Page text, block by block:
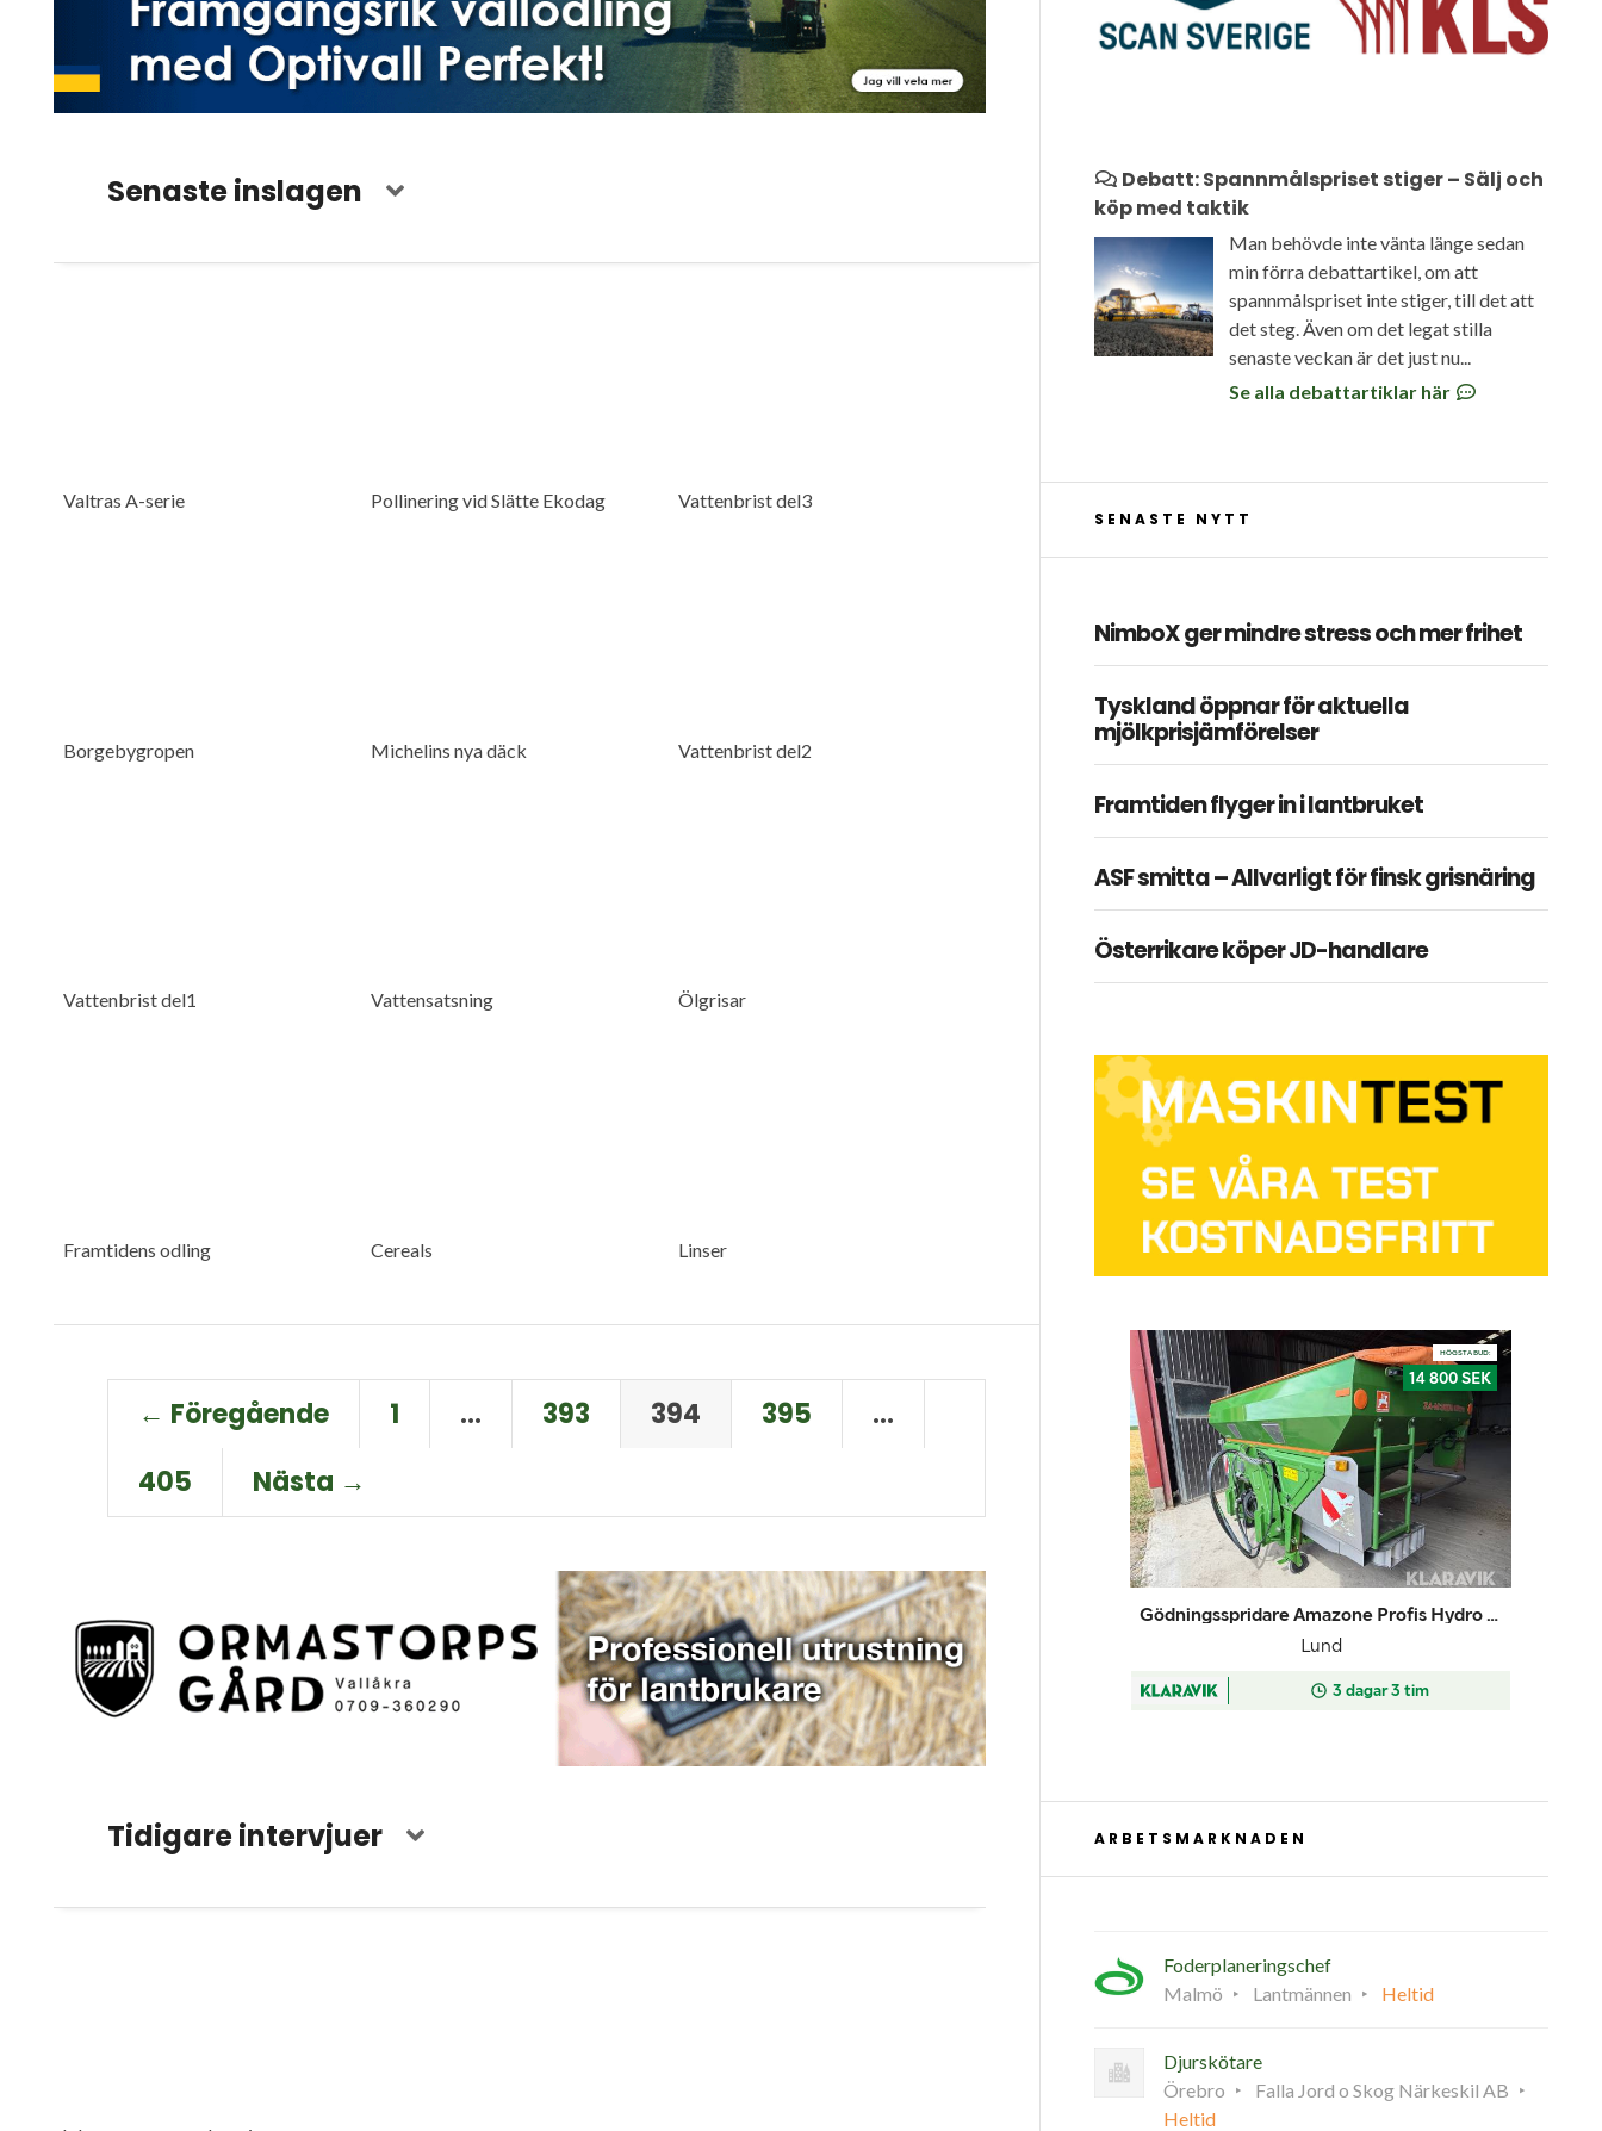
Senaste inslagen
Valtras A-serie Pollinering vid Slätte Ekodag Vattenbrist del3
Borgebygropen Michelins nya däck Vattenbrist del2
Vattenbrist del1 Vattensatsning Ölgrisar
Framtidens odling Cereals Linser
← Föregående 1 … 393 394 395
…
405
Nästa →
Tidigare intervjuer
Debatt: Spannmålspriset stiger – Sälj och
köp med taktik
Man behövde inte vänta länge sedan
min förra debattartikel, om att
spannmålspriset inte stiger, till det att
det steg. Även om det legat stilla
senaste veckan är det just nu...
Se alla debattartiklar här
SENASTE NYTT
NimboX ger mindre stress och mer frihet
Tyskland öppnar för aktuella
mjölkprisjämförelser
Framtiden flyger in i lantbruket
ASF smitta – Allvarligt för finsk grisnäring
Österrikare köper JD-handlare
ARBETSMARKNADEN
Foderplaneringschef
Malmö
Lantmännen Heltid
Djurskötare
Örebro
Falla Jord o Skog Närkeskil AB
Heltid